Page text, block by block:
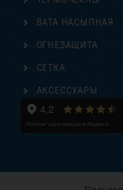
ВАТА НАСЫПНАЯ
ОГНЕЗАЩИТА
СЕТКА
АКСЕССУАРЫ